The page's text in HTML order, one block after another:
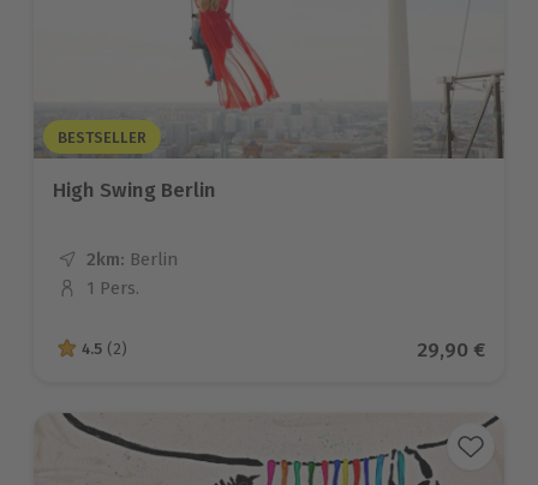
BESTSELLER
High Swing Berlin
2km: Entfernung
Standort
Berlin
Anzahl der Teilnehmer
1 Pers.
4.5 von 5 Sternen basierend auf 2 Bewertungen
4.5 (2) Aktueller
29,90 €